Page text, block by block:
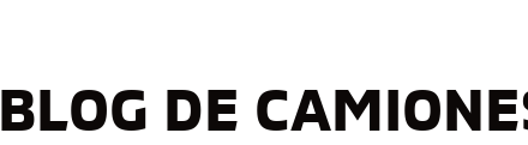
BLOG DE